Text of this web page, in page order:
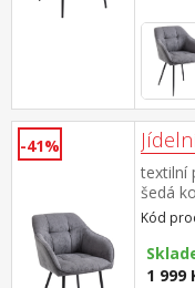
-41%
textilní
šedá
černá
do 120
Kód
1 999